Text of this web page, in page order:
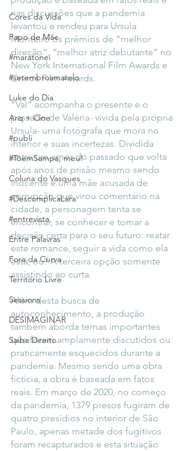
Cores da Vida
Papo de Mãe
#maratonei
#setembroamarelo
Luke do Dia
Arq + Cine
#publi
#TôemSampa, meu!
Coluna do Vasques
#DescomplicaLara
#entrevista
Entre Palavras
Fora da Curva
Território Livre
Sessions
DESIMAGINAR
Saiba Direito
nas discussões que a pandemia
levantou e rendeu para Ursula
Monteiro os prêmios de “melhor
direção”, “melhor atriz debutante” no
New York International Film Awards e
Oniros Film Awards.
“Val” acompanha o presente e o
passado de Valéria- vivida pela própria
Ursula- uma fotógrafa que mora no
interior e suas incertezas. Dividida
entre um amor do passado que volta
após anos de prisão mesmo sendo
inocente e uma mãe acusada de
corrupção que virou comentário na
cidade, a personagem tenta se
encontrar, se conhecer e tomar a
decisão certa para o seu futuro: reatar
este romance, seguir a vida como ela
está, ou? A terceira opção somente
assistindo ao curta.
Além desta busca de
autoconhecimento, a produção
também aborda temas importantes
que foram amplamente discutidos ou
praticamente esquecidos durante a
pandemia. Mesmo sendo uma obra
fictícia, a obra é baseada em fatos
reais. Em março de 2020, no começo
da pandemia, 1379 presos fugiram de
quatro presídios no interior de São
Paulo, apenas metade dos fugitivos
foram recapturados e esta situação